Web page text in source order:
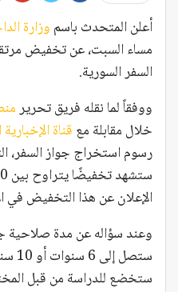
أعلن المتحدث باسموزارة
مساء السبت، عن تخفيض
السفر السورية.
ووفقاً لما نقله فريق تحرير
خلال مقابلة مع قناة
رسوم استخراج جواز السفر،
الإعلان عن هذا التخفيض في
وعند سؤاله عن مدة صلاحية
ستخضع للدراسة من قبل